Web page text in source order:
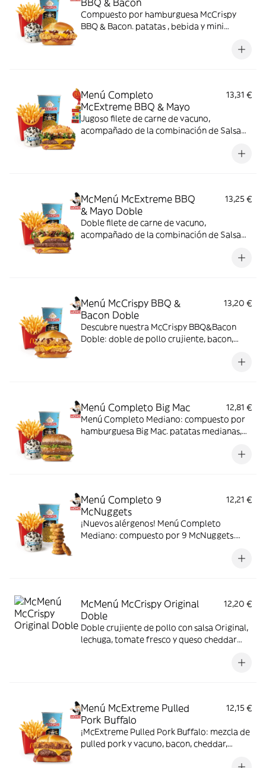
BBQ & Bacon
Compuesto por hamburguesa McCrispy
BBQ & Bacon. patatas , bebida y mini
Menú Completo
McExtreme BBQ & Mayo
13,31 €
Jugoso filete de carne de vacuno,
acompañado de la combinación de Salsa
doble de cheddar, lechuga fresca y tiras de
McMenú McExtreme BBQ
& Mayo Doble
13,25 €
Doble filete de carne de vacuno,
acompañado de la combinación de Salsa
doble de cheddar, lechuga fresca y tiras de
Menú McCrispy BBQ &
Bacon Doble
13,20 €
Descubre nuestra McCrispy BBQ&Bacon
Doble: doble de pollo crujiente, bacon,
Menú Completo Big Mac
12,81 €
Menú Completo Mediano: compuesto por
hamburguesa Big Mac. patatas medianas,
Menú Completo 9
McNuggets
12,21 €
¡Nuevos alérgenos! Menú Completo
Mediano: compuesto por 9 McNuggets.
McMenú McCrispy Original
Doble
12,20 €
Doble crujiente de pollo con salsa Original,
lechuga, tomate fresco y queso cheddar
Menú McExtreme Pulled
Pork Buffalo
12,15 €
¡McExtreme Pulled Pork Buffalo: mezcla de
pulled pork y vacuno, bacon, cheddar,